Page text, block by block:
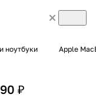
ноутбуки Apple
₽